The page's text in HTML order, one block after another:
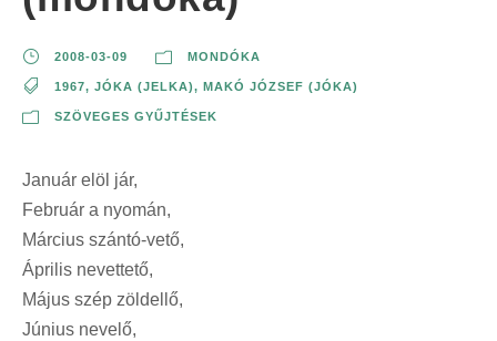
2008-03-09 MONDÓKA
1967, JÓKA (JELKA), MAKÓ JÓZSEF (JÓKA)
SZÖVEGES GYŰJTÉSEK
Január elöl jár,
Február a nyomán,
Március szántó-vető,
Április nevettető,
Május szép zöldellő,
Június nevelő,